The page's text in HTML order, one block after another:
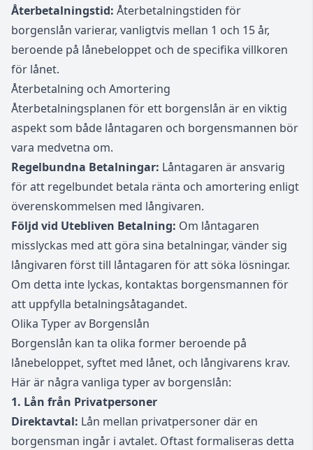
Återbetalningstid: Återbetalningstiden för
borgenslån varierar, vanligtvis mellan 1 och 15 år,
beroende på lånebeloppet och de specifika villkoren
för lånet.
Återbetalning och Amortering
Återbetalningsplanen för ett borgenslån är en viktig
aspekt som både låntagaren och borgensmannen bör
vara medvetna om.
Regelbundna Betalningar: Låntagaren är ansvarig
för att regelbundet betala ränta och amortering enligt
överenskommelsen med långivaren.
Följd vid Utebliven Betalning: Om låntagaren
misslyckas med att göra sina betalningar, vänder sig
långivaren först till låntagaren för att söka lösningar.
Om detta inte lyckas, kontaktas borgensmannen för
att uppfylla betalningsåtagandet.
Olika Typer av Borgenslån
Borgenslån kan ta olika former beroende på
lånebeloppet, syftet med lånet, och långivarens krav.
Här är några vanliga typer av borgenslån:
1. Lån från Privatpersoner
Direktavtal: Lån mellan privatpersoner där en
borgensman ingår i avtalet. Oftast formaliseras detta